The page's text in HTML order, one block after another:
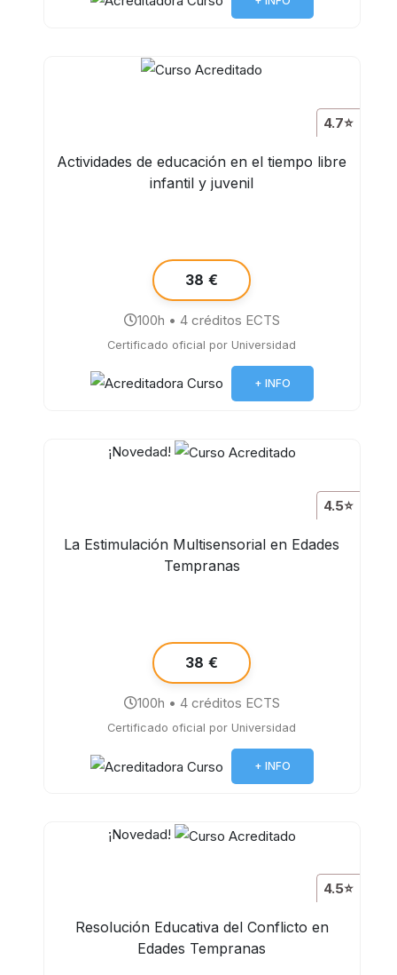
4.7⭐
Actividades de educación en el tiempo libre
infantil y juvenil
38 €
100h • 4 créditos ECTS
Certificado oficial por Universidad
+ INFO
¡Novedad!
4.5⭐
La Estimulación Multisensorial en Edades
Tempranas
38 €
100h • 4 créditos ECTS
Certificado oficial por Universidad
+ INFO
¡Novedad!
4.5⭐
Resolución Educativa del Conflicto en
Edades Tempranas